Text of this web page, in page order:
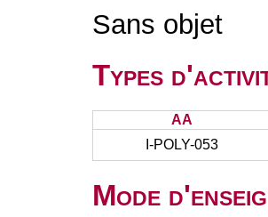
Sans objet
Types
AA
I-POLY-053
Mode